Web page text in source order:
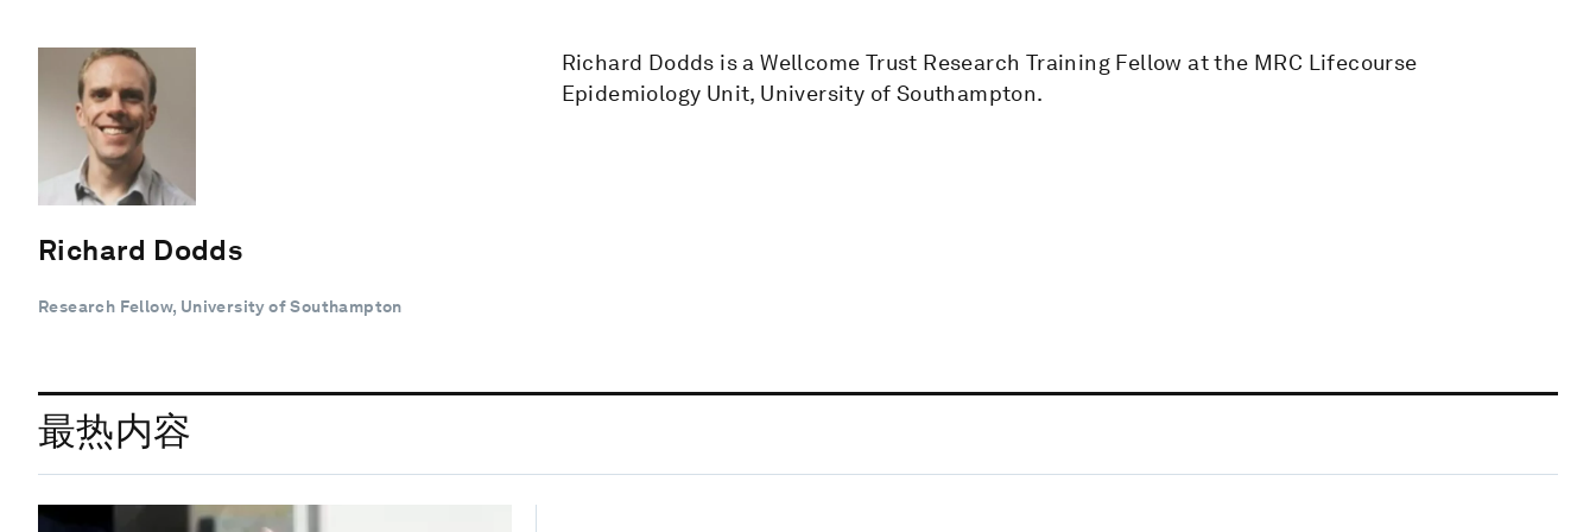
Richard Dodds
Research Fellow, University of Southampton
Richard Dodds is a Wellcome Trust Research Training Fellow at the MRC Lifecourse
Epidemiology Unit, University of Southampton.
最热内容